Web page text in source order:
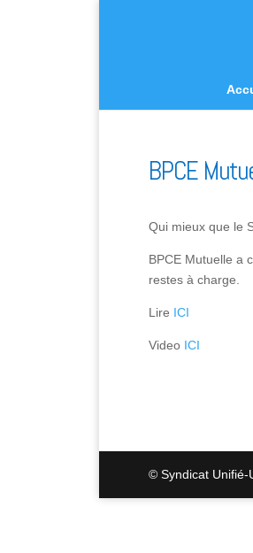
BPCE
Qui mieux que le
BPCE Mutuelle a
restes à charge.
Lire ICI
Video ICI
© Syndicat Unifié-